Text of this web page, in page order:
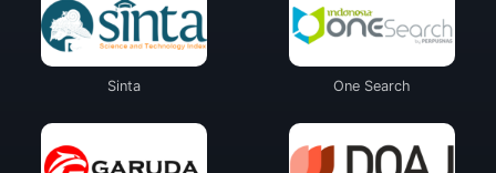
Sinta One Search